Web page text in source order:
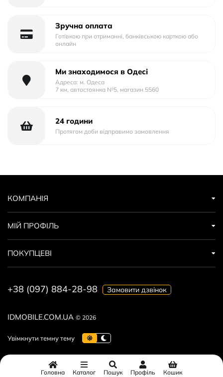
Зручна оплата
Готівкою при отриманні, банківською карткою або
онлайн
Ми знаходимося в Одесі
Адреса: м. Одеса
7 км, автостоянка №5, магазин 5560
24 години
Протягом доби відправимо замовлення
IDMOBILE.COM.UA © 2026
КОМПАНІЯ
МІЙ ПРОФІЛЬ
ПОКУПЦЕВІ
+38 (097) 884-28-98 Замовити дзвінок
Головна Каталог Пошук Профіль Кошик